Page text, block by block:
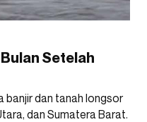
Setelah
banjir dan tanah longsor
dan Sumatera Barat.